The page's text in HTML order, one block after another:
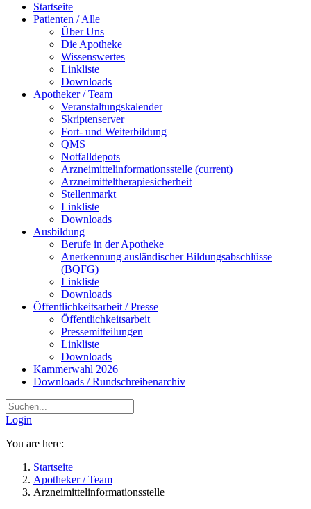
Startseite
Patienten / Alle
Über Uns
Die Apotheke
Wissenswertes
Linkliste
Downloads
Apotheker / Team
Veranstaltungskalender
Skriptenserver
Fort- und Weiterbildung
QMS
Notfalldepots
Arzneimittelinformationsstelle (current)
Arzneimitteltherapiesicherheit
Stellenmarkt
Linkliste
Downloads
Ausbildung
Berufe in der Apotheke
Anerkennung ausländischer Bildungsabschlüsse
(BQFG)
Linkliste
Downloads
Öffentlichkeitsarbeit / Presse
Öffentlichkeitsarbeit
Pressemitteilungen
Linkliste
Downloads
Kammerwahl 2026
Downloads / Rundschreibenarchiv
Login
You are here:
Startseite
Apotheker / Team
Arzneimittelinformationsstelle